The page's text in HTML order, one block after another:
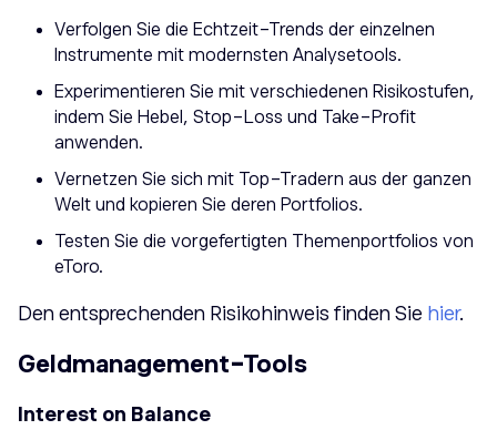
Verfolgen Sie die Echtzeit-Trends der einzelnen
Instrumente mit modernsten Analysetools.
Experimentieren Sie mit verschiedenen Risikostufen,
indem Sie Hebel, Stop-Loss und Take-Profit
anwenden.
Vernetzen Sie sich mit Top-Tradern aus der ganzen
Welt und kopieren Sie deren Portfolios.
Testen Sie die vorgefertigten Themenportfolios von
eToro.
Den entsprechenden Risikohinweis finden Sie hier.
Geldmanagement-Tools
​Interest on Balance